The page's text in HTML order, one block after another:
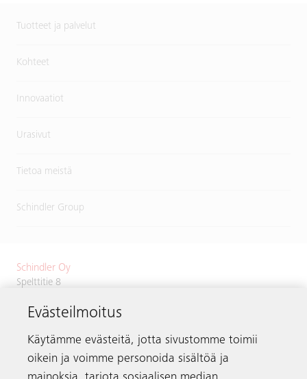
Tuotteet ja palvelut
Kohteet
Innovaatiot
Urasivut
Tietoa meistä
Schindler Group
Schindler Oy
Spelttitie 8
schindler.fi@schindler.com
Hissien vikailmoitukset:0203 20500
Evästeilmoitus
Käytämme evästeitä, jotta sivustomme toimii
oikein ja voimme personoida sisältöä ja